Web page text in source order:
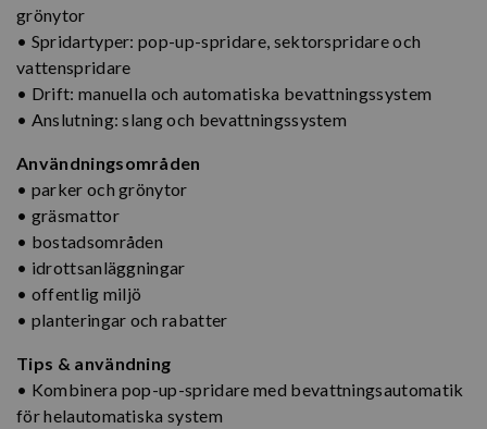
grönytor
• Spridartyper: pop-up-spridare, sektorspridare och
vattenspridare
• Drift: manuella och automatiska bevattningssystem
• Anslutning: slang och bevattningssystem
Användningsområden
• parker och grönytor
• gräsmattor
• bostadsområden
• idrottsanläggningar
• offentlig miljö
• planteringar och rabatter
Tips & användning
• Kombinera pop-up-spridare med bevattningsautomatik
för helautomatiska system